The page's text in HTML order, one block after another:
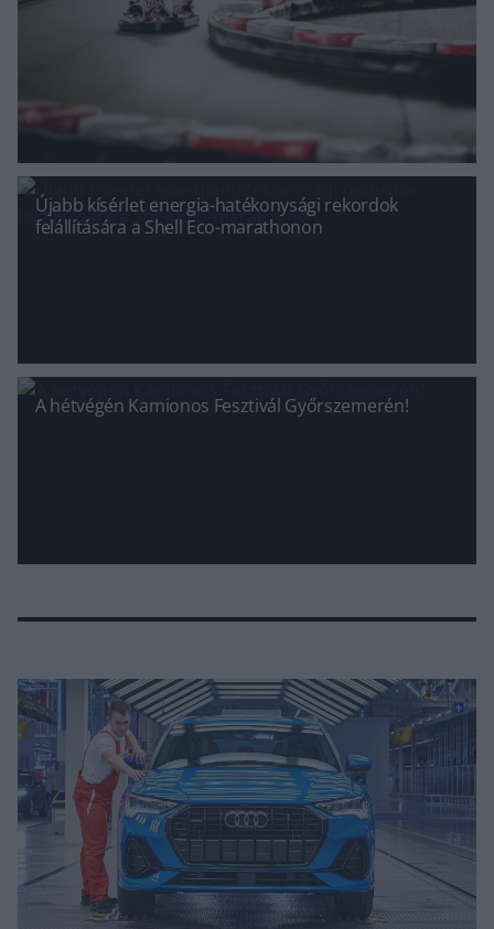
Újabb kísérlet energia-hatékonysági rekordok
felállítására a Shell Eco-marathonon
A hétvégén Kamionos Fesztivál Győrszemerén!